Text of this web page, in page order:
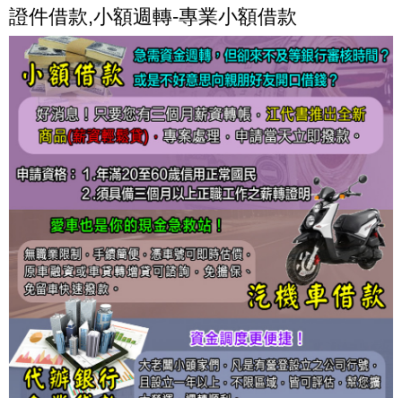
證件借款,小額週轉-專業小額借款